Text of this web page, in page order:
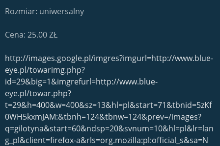
Rozmiar: uniwersalny
Cena: 25.00 ZŁ
http://images.google.pl/imgres?imgurl=http://www.blue-
eye.pl/towarimg.php?
id=29&big=1&imgrefurl=http://www.blue-
eye.pl/towar.php?
t=29&h=400&w=400&sz=13&hl=pl&start=71&tbnid=5zKf
0WH5kxmJAM:&tbnh=124&tbnw=124&prev=/images?
q=gilotyna&start=60&ndsp=20&svnum=10&hl=pl&lr=lan
g_pl&client=firefox-a&rls=org.mozilla:pl:official_s&sa=N